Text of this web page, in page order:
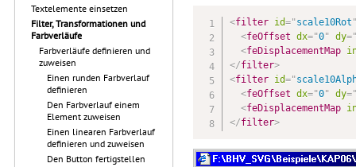
Textelemente einsetzen
Filter, Transformationen und
Farbverläufe
Farbverläufe definieren und
zuweisen
Einen runden Farbverlauf
definieren
Den Farbverlauf einem
Element zuweisen
Einen linearen Farbverlauf
definieren und zuweisen
Den Button fertigstellen
<filter id="scale10Rot
<feOffset dx="0" dy=
<feDisplacementMap
</filter>
<filter id="
<feOffset dx="0" dy=
<feDisplacementMap
</filter>